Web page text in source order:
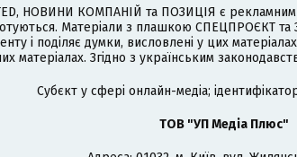
НОВИНИ КОМПАНІЙ та ПОЗИЦІЯ є
Матеріали з плашкою СПЕЦПРОЄКТ
і поділяє думки, висловлені у цих
матеріалах. Згідно з українським
Cубєкт у сфері онлайн-медіа;
ТОВ "УП Медіа Плюс"